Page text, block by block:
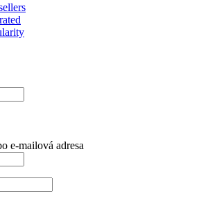
e-mailová adresa